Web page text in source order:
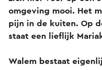
omgeving mooi. Het
pijn in de kuiten. Op
staat een lieflijk
Walem bestaat